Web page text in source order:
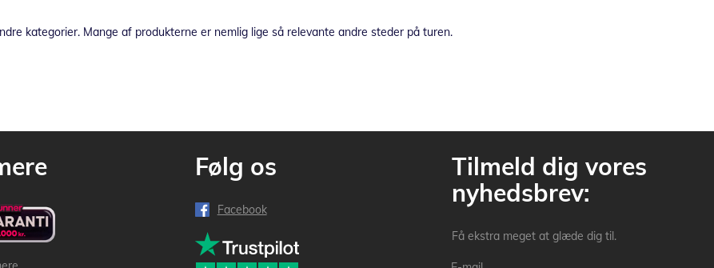
kategorier. Mange af produkterne er nemlig lige så relevante andre steder på turen.
Følg os
Facebook
Tilmeld dig vores
nyhedsbrev:
Få ekstra meget at glæde dig til.